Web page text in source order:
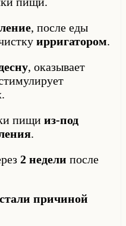
, после еды
ирригатором.
, оказывает
пищи из-под
.
2 недели после
причиной